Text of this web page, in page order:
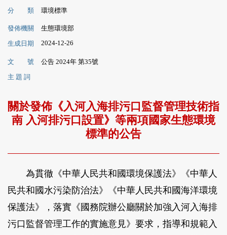
分 類 環境標準
發佈機關
生態環境部
生成日期
2024-12-26
文 號
公告 2024年 第35號
主 題 詞
關於發佈《入河入海排污口監督管理技術指
南 入河排污口設置》等兩項國家生態環境
標準的公告
為貫徹《中華人民共和國環境保護法》《中華人
民共和國水污染防治法》《中華人民共和國海洋環境
保護法》，落實《國務院辦公廳關於加強入河入海排
污口監督管理工作的實施意見》要求，指導和規範入